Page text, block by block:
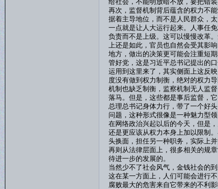
再次，监督机制背后蕴含的权力不
据着主导地位，而不是人民群众，
一点就是让人大运行起来。人事任
负责而不是上级。这可以慢慢改革
上还是如此，官员也自然会受其影
地方，做出的决策更可能会注重短
管好党，这是习近平总书记提出的
运用到这里来了，其实侧面上这反
度没有做到权力制衡，绝对的权力
机制也缺乏制衡，监察机制无人监
落马。但是，这些都是事后监督，
总理总书记身体力行，带了一个好
问题，这种形式很像是一种魅力型
在网络政治兴起以后的今天，但是
还是更应该从权力本身上加以限制
头换面，担任另一种职务，实际上
再则从法律层面上，很多相关的规
待进一步的发展的。
当然少不了社会风气，金钱社会的
这在某一方面上，人们可能会进行
腐败最大的危害来自它带来的不利